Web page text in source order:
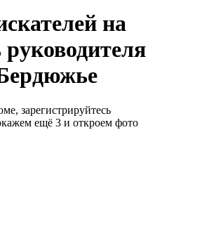
на
зарегистрируйтесь
ещё 3 и откроем фото